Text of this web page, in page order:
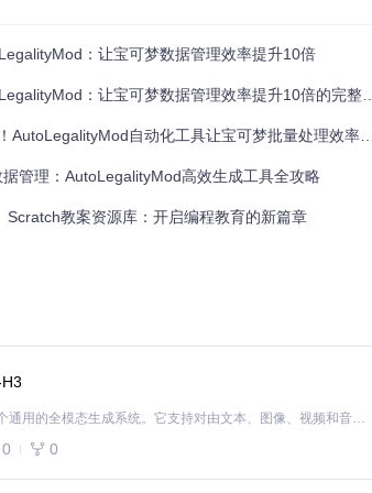
示例：
：让宝可梦数据管理效率提升10倍
：让宝可梦数据管理效率提升10倍的完整指南
自动化工具让宝可梦批量处理效率提升10倍
管理：AutoLegalityMod高效生成工具全攻略
Scratch教案资源库：开启编程教育的新篇章
MiniMax H3 是一个通用的全模态生成系统。它支持对由文本、图像、视频和音频组成的多模态上下文进行统一理解，并能生成分辨率高达 2K、时长可达 15 秒的带原生立体声音频的视频。得益于面向任务泛化的系统设计，H3 在预训练阶段就已具备广泛的多模态上下文理解与生成能力，能够出色地执行复杂的多模态指令。
0 0